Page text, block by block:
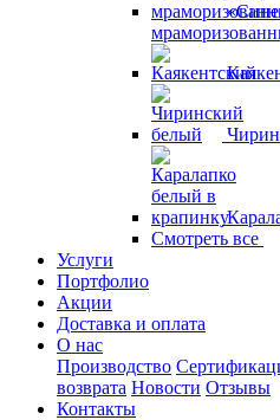
Смотреть все
Услуги
Портфолио
Акции
Доставка и оплата
О нас
Производство
возврата Новости Отзывы
Контакты